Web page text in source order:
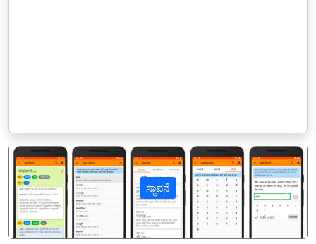
ಸ್ಥಾಪನೆ
पिछला